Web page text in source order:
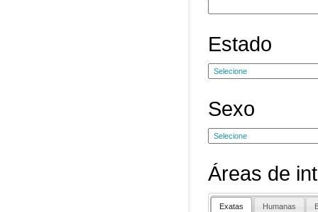
Estado
Sexo
Áreas de
Exatas Humanas